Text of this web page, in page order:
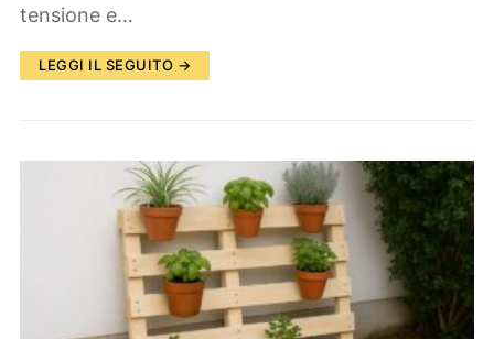
tensione e…
LEGGI IL SEGUITO →